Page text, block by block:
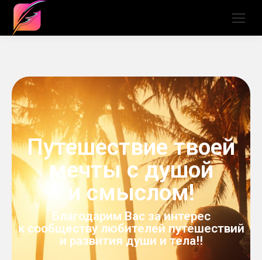
Путешествие твоей
мечты с душой
и смыслом!
Благодарим Вас за интерес
к сообществу любителей путешествий
и развития души и тела!!